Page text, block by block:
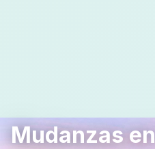
Mudanzas